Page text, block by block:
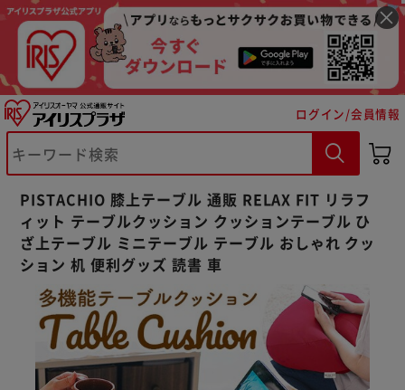
ログイン/会員情報
PISTACHIO 膝上テーブル 通販 RELAX FIT リラフ
ィット テーブルクッション クッションテーブル ひ
ざ上テーブル ミニテーブル テーブル おしゃれ クッ
ション 机 便利グッズ 読書 車
※ご確認ください
カートに入れる 購入手続きへ